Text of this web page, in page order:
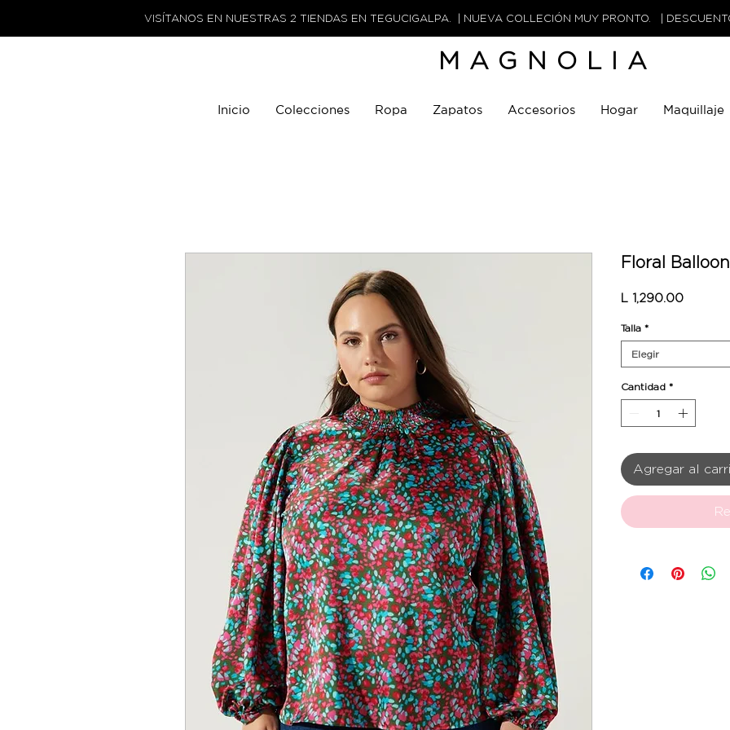
VISÍTANOS EN NUESTRAS 2 TIENDAS EN TEGUCIGALPA. | NUEVA COLLECIÓN MUY PRONTO. |
MAGNOLIA
Inicio Colecciones Ropa Zapatos Accesorios Hogar Maquillaje
Floral
L 1,290.00Precio
Talla *
Elegir
Cantidad *
Agregar al